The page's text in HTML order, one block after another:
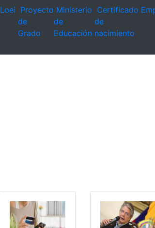
Loei Proyecto
de
Grado
Ministerio
de
Educación
Certificado
de
nacimiento